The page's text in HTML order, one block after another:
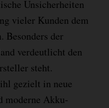
Unsicherheiten
vieler Kunden dem
Besonders der
verdeutlicht den
steht.
gezielt in neue
moderne Akku-